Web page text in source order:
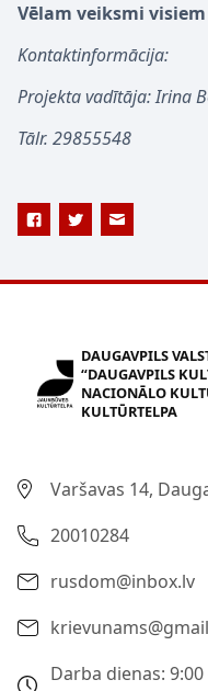
Vēlam veiksmi
Kontaktinformācija:
Projekta vadītāja: Irina
Tālr. 29855548
DAUGAVPILS
“DAUGAVPILS
NACIONĀLO
KULTŪRTELPA
Varšavas 14,
20010284
rusdom@inbox.lv
Darba dienas: 9:00